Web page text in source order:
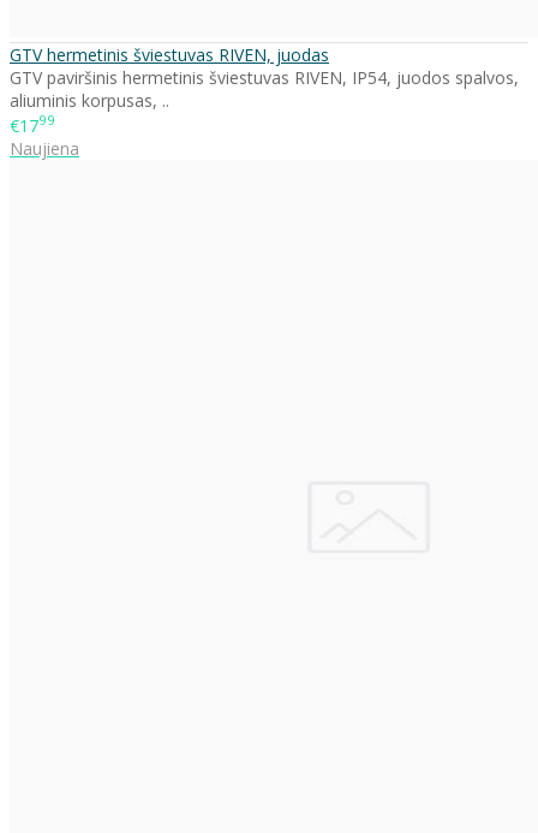
GTV hermetinis šviestuvas RIVEN, juodas
GTV paviršinis hermetinis šviestuvas RIVEN, IP54, juodos spalvos,
aliuminis korpusas, ..
€1799
Naujiena